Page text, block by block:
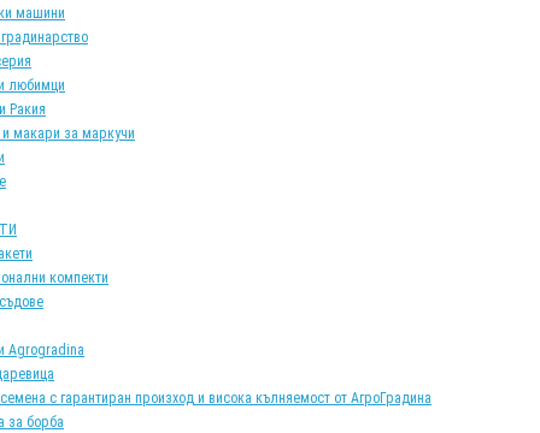
машини
любимци
Ракия
и макари за маркучи
компекти
Agrogradina
с гарантиран произход и висока кълняемост от АгроГрадина
за борба